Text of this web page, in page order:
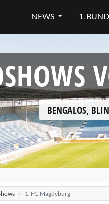
NEWS 1.
BENGALOS,
1. FC Magdeburg